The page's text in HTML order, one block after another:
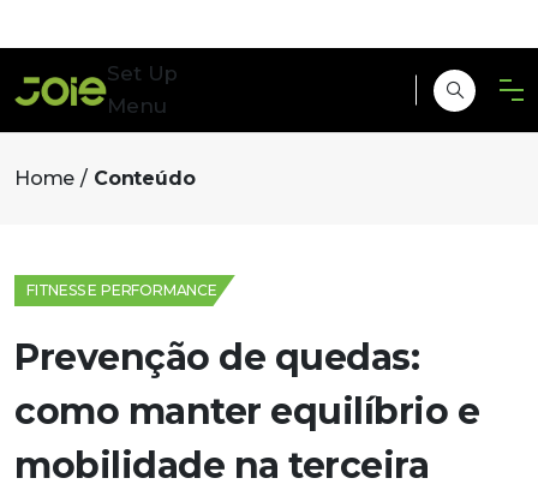
Set Up
Menu
Home Conteúdo
FITNESS E PERFORMANCE
Prevenção de quedas:
como manter equilíbrio e
mobilidade na terceira